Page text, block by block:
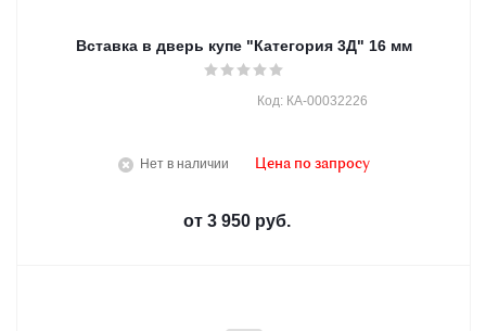
Вставка в дверь купе "Категория 3Д" 16 мм
Нет в наличии
Код: КА-00032226
Цена по запросу
от 3 950 руб.